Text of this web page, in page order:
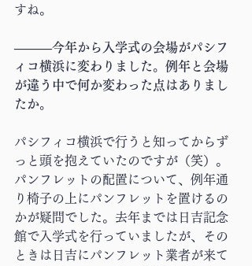
すね。
―――今年から入学式の会場がパシフ
ィコ横浜に変わりました。例年と会場
が違う中で何か変わった点はありまし
たか。
パシフィコ横浜で行うと知ってからず
っと頭を抱えていたのですが（笑）。
パンフレットの配置について、例年通
り椅子の上にパンフレットを置けるの
かが疑問でした。去年までは日吉記念
館で入学式を行っていましたが、その
ときは日吉にパンフレット業者が来て